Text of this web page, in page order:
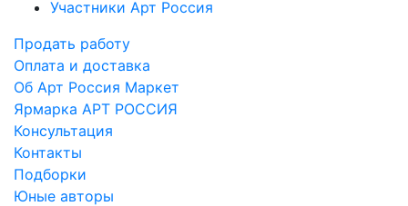
Участники Арт Россия
Продать работу
Оплата и доставка
Об Арт Россия Маркет
Ярмарка АРТ РОССИЯ
Консультация
Контакты
Подборки
Юные авторы